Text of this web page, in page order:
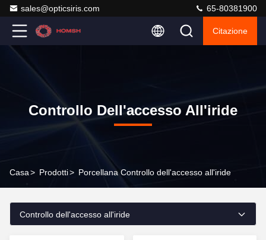
sales@opticsiris.com 65-80381900
Citazione
Controllo Dell'accesso All'iride
Casa> Prodotti> Porcellana Controllo dell'accesso all'iride
Controllo dell'accesso all'iride